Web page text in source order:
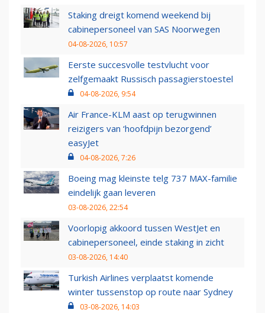
Staking dreigt komend weekend bij
cabinepersoneel van SAS Noorwegen
04-08-2026, 10:57
Eerste succesvolle testvlucht voor
zelfgemaakt Russisch passagierstoestel
04-08-2026, 9:54
Air France-KLM aast op terugwinnen
reizigers van ‘hoofdpijn bezorgend’
easyJet
04-08-2026, 7:26
Boeing mag kleinste telg 737 MAX-familie
eindelijk gaan leveren
03-08-2026, 22:54
Voorlopig akkoord tussen WestJet en
cabinepersoneel, einde staking in zicht
03-08-2026, 14:40
Turkish Airlines verplaatst komende
winter tussenstop op route naar Sydney
03-08-2026, 14:03